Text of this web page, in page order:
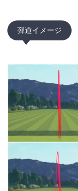
弾道イメージ